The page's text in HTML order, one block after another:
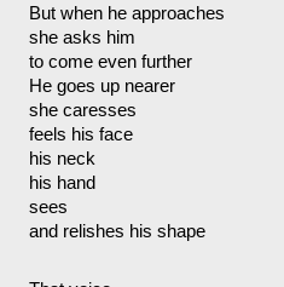
But when he approaches
she asks him
to come even further
He goes up nearer
she caresses
feels his face
his neck
his hand
sees
and relishes his shape